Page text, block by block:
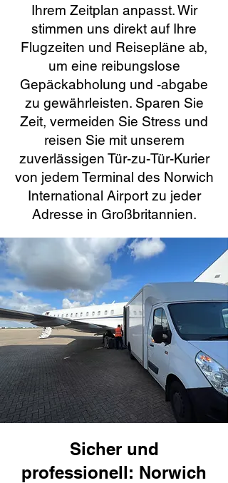
Ihrem Zeitplan anpasst. Wir
stimmen uns direkt auf Ihre
Flugzeiten und Reisepläne ab,
um eine reibungslose
Gepäckabholung und -abgabe
zu gewährleisten. Sparen Sie
Zeit, vermeiden Sie Stress und
reisen Sie mit unserem
zuverlässigen Tür-zu-Tür-Kurier
von jedem Terminal des Norwich
International Airport zu jeder
Adresse in Großbritannien.
Sicher und
professionell: Norwich